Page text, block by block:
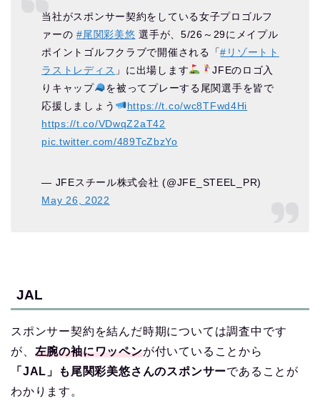
当社がスポンサー契約をしている女子プロゴルフ
ァーの#尾関彩美悠 選手が、5/26～29にメイプル
ポイントゴルフクラブで開催される「#リゾートト
ラストレディス 」に出場します
JFEのロゴ入
りキャップ
を被ってプレーする尾関選手を皆で
応援しましょう
https://t.co/wc8TFwd4Hi
https://t.co/VDwqZ2aT42
pic.twitter.com/489TcZbzYo
— JFEスチール株式会社 (@JFE_STEEL_PR)
May 26, 2022
JAL
スポンサー契約を結んだ時期については調査中です
が、 左腕の袖にワッペンが付いていることから
「JAL」も尾関彩美悠さんのスポンサーであることが
わかります。